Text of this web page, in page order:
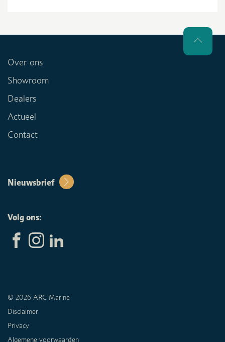
Over ons
Showroom
Dealers
Actueel
Contact
Nieuwsbrief
Volg ons:
© 2026 ARC Marine
Disclaimer
Privacy
Algemene voorwaarden